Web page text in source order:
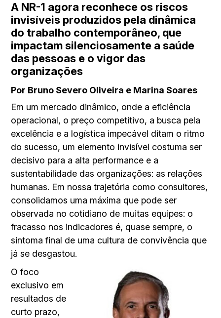
A NR-1 agora reconhece os riscos
invisíveis produzidos pela dinâmica
do trabalho contemporâneo, que
impactam silenciosamente a saúde
das pessoas e o vigor das
organizações
Por Bruno Severo Oliveira e Marina Soares
Em um mercado dinâmico, onde a eficiência
operacional, o preço competitivo, a busca pela
excelência e a logística impecável ditam o ritmo
do sucesso, um elemento invisível costuma ser
decisivo para a alta performance e a
sustentabilidade das organizações: as relações
humanas. Em nossa trajetória como consultores,
consolidamos uma máxima que pode ser
observada no cotidiano de muitas equipes: o
fracasso nos indicadores é, quase sempre, o
sintoma final de uma cultura de convivência que
já se desgastou.
O foco
exclusivo em
resultados de
curto prazo,